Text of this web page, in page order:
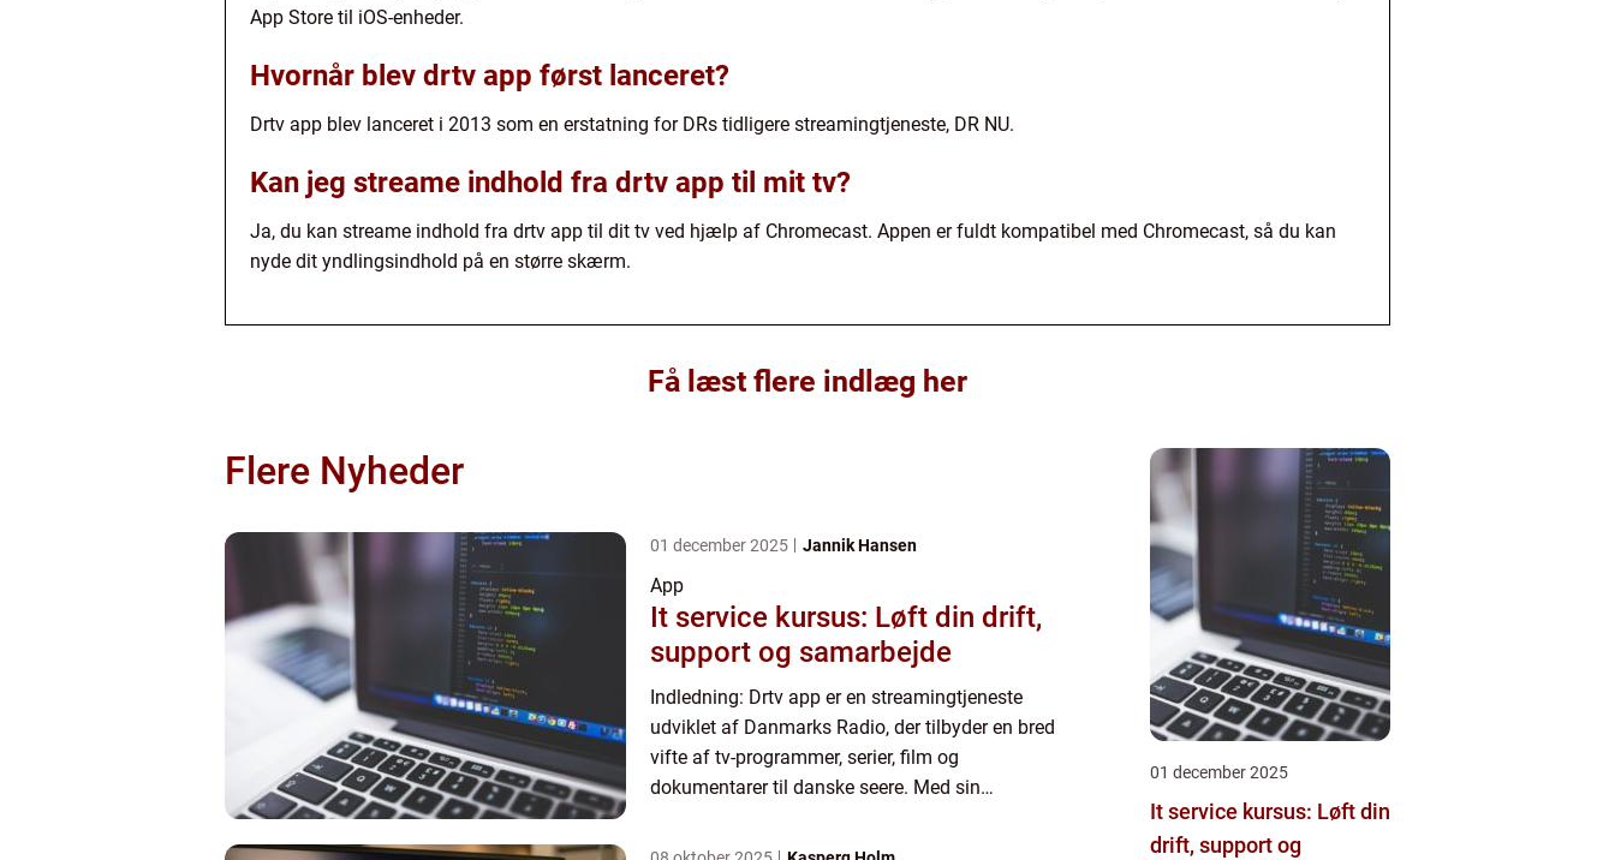
App Store til iOS-enheder.
Hvornår blev drtv app først lanceret?
Drtv app blev lanceret i 2013 som en erstatning for DRs tidligere streamingtjeneste, DR NU.
Kan jeg streame indhold fra drtv app til mit tv?
Ja, du kan streame indhold fra drtv app til dit tv ved hjælp af Chromecast. Appen er fuldt kompatibel med Chromecast, så du kan
nyde dit yndlingsindhold på en større skærm.
Få læst flere indlæg her
Flere Nyheder
01 december 2025 Jannik Hansen
App
It service kursus: Løft din drift,
support og samarbejde
Indledning: Drtv app er en streamingtjeneste
udviklet af Danmarks Radio, der tilbyder en bred
vifte af tv-programmer, serier, film og
dokumentarer til danske seere. Med sin
funktioner har appen revolutioneret ...
01 december 2025
It service kursus: Løft din
drift, support og